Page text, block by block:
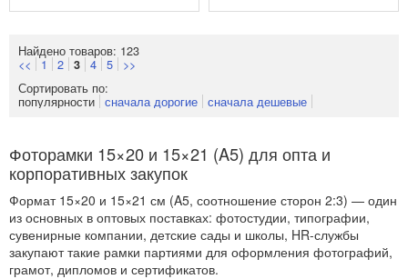
Найдено товаров: 123
<< 1 2 3 4 5
>>
Сортировать по:
популярности сначала дорогие сначала дешевые
Фоторамки 15×20 и 15×21 (A5) для опта и
корпоративных закупок
Формат 15×20 и 15×21 см (A5, соотношение сторон 2:3) — один
из основных в оптовых поставках: фотостудии, типографии,
сувенирные компании, детские сады и школы, HR-службы
закупают такие рамки партиями для оформления фотографий,
грамот, дипломов и сертификатов.